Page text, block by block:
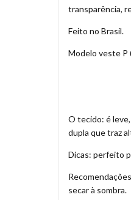
transparência,
Feito no Brasil.
Modelo veste P
O tecido: é
dupla que traz
Dicas: perfeito
secar à sombra.